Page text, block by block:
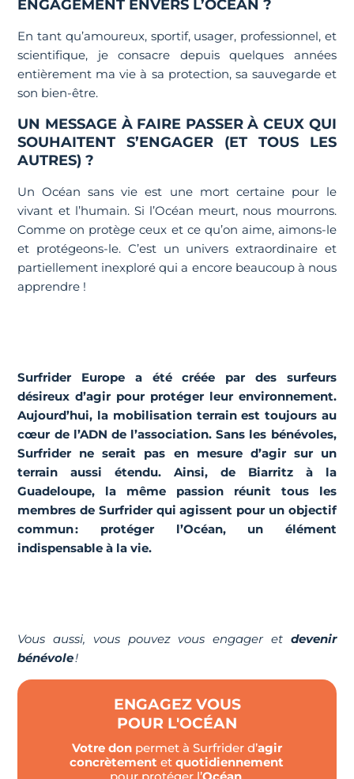
ENGAGEMENT ENVERS L’OCÉAN ?
En tant qu’amoureux, sportif, usager, professionnel, et
scientifique, je consacre depuis quelques années
entièrement ma vie à sa protection, sa sauvegarde et
son bien-être.
UN MESSAGE À FAIRE PASSER À CEUX QUI
SOUHAITENT S’ENGAGER (ET TOUS LES
AUTRES) ?
Un Océan sans vie est une mort certaine pour le
vivant et l’humain. Si l’Océan meurt, nous mourrons.
Comme on protège ceux et ce qu’on aime, aimons-le
et protégeons-le. C’est un univers extraordinaire et
partiellement inexploré qui a encore beaucoup à nous
apprendre !
Surfrider Europe a été créée par des surfeurs
désireux d’agir pour protéger leur environnement.
Aujourd’hui, la mobilisation terrain est toujours au
cœur de l’ADN de l’association. Sans les bénévoles,
Surfrider ne serait pas en mesure d’agir sur un
terrain aussi étendu. Ainsi, de Biarritz à la
Guadeloupe, la même passion réunit tous les
membres de Surfrider qui agissent pour un objectif
commun : protéger l’Océan, un élément
indispensable à la vie.
Vous aussi, vous pouvez vous engager et devenir
bénévole!
ENGAGEZ VOUS
POUR L'OCÉAN
Votre donpermet à Surfrider d’agir
concrètement etquotidiennement